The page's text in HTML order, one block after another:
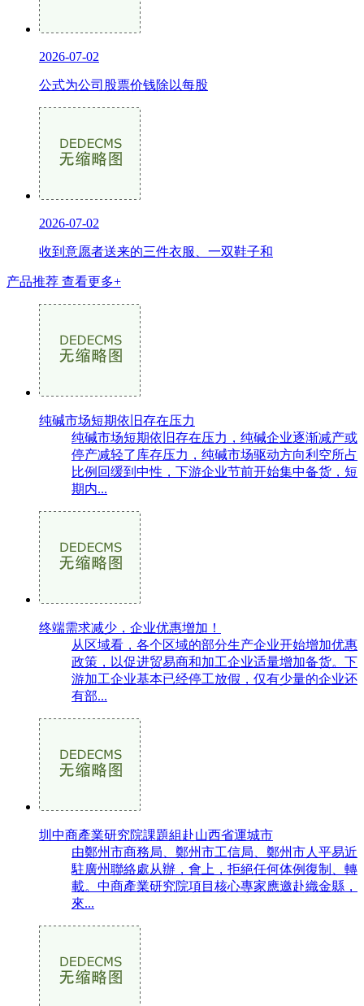
2026-07-02
公式为公司股票价钱除以每股
2026-07-02
收到意愿者送来的三件衣服、一双鞋子和
产品推荐 查看更多+
纯碱市场短期依旧存在压力
纯碱市场短期依旧存在压力，纯碱企业逐渐减产或
停产减轻了库存压力，纯碱市场驱动方向利空所占
比例回缓到中性，下游企业节前开始集中备货，短
期内...
终端需求减少，企业优惠增加！
从区域看，各个区域的部分生产企业开始增加优惠
政策，以促进贸易商和加工企业适量增加备货。下
游加工企业基本已经停工放假，仅有少量的企业还
有部...
圳中商產業研究院課題組赴山西省運城市
由鄭州市商務局、鄭州市工信局、鄭州市人平易近
駐廣州聯絡處从辦，會上，拒絕任何体例復制、轉
載。中商產業研究院項目核心專家應邀赴織金縣，
來...